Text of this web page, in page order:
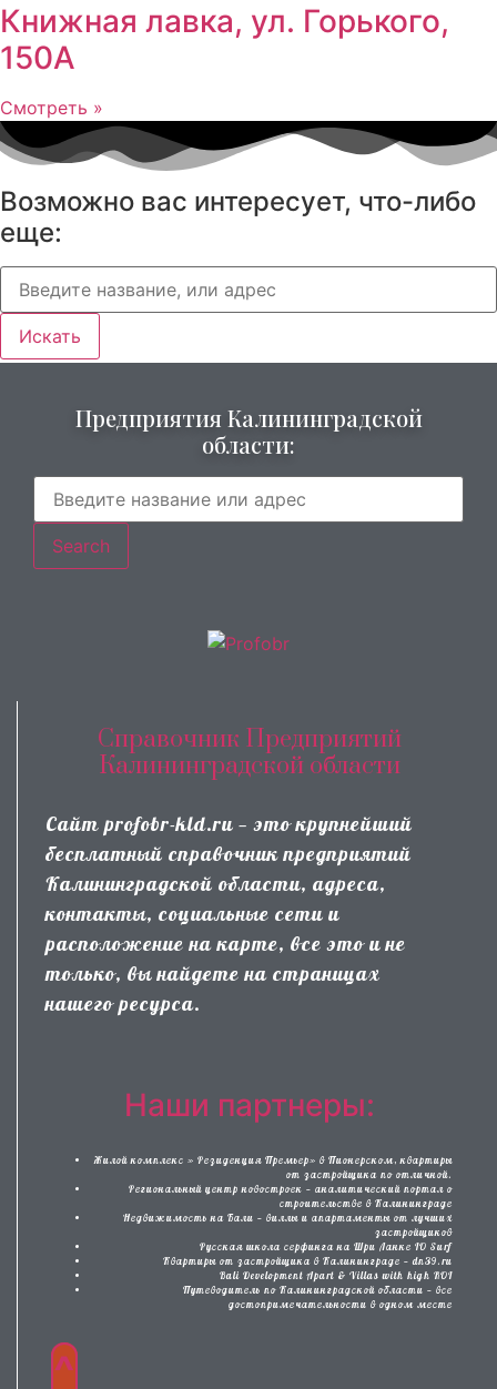
Книжная лавка, ул. Горького,
150А
Смотреть »
Возможно вас интересует, что-либо
еще:
Искать
Предприятия Калининградской
области:
Search
Справочник Предприятий
Калининградской области
Сайт profobr-kld.ru — это крупнейший
бесплатный справочник предприятий
Калининградской области, адреса,
контакты, социальные сети и
расположение на карте, все это и не
только, вы найдете на страницах
нашего ресурса.
Наши партнеры:
Жилой комплекс » Резиденция Премьер» в Пионерском, квартиры
от застройщика по отличной.
Региональный центр новостроек — аналитический портал о
строительстве в Калининграде
Недвижимость на Бали — виллы и апартаменты от лучших
застройщиков
Русская школа серфинга на Шри Ланке IO Surf
Квартиры от застройщика в Калининграде — dn39.ru
Bali Development Apart & Villas with high ROI
Путеводитель по Калининградской области — все
достопримечательности в одном месте
^